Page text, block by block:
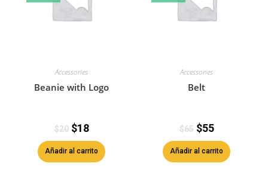
Accessories
Beanie with Logo
$20 $18
Añadir al carrito
Accessories
Belt
$65 $55
Añadir al carrito